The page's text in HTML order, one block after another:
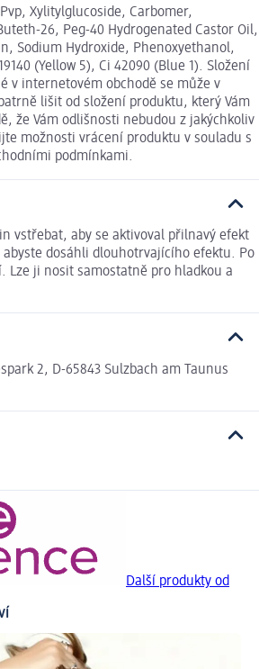
Xylitylglucoside, Carbomer,
26, Peg-40 Hydrogenated Castor Oil,
Sodium Hydroxide, Phenoxyethanol,
(Yellow 5), Ci 42090 (Blue 1). Složení
v internetovém obchodě se může v
lišit od složení produktu, který Vám
že Vám odlišnosti nebudou z jakýchkoliv
možnosti vrácení produktu v souladu s
podmínkami.
vstřebat, aby se aktivoval přilnavý efekt
dosáhli dlouhotrvajícího efektu. Po
Lze ji nosit samostatně pro hladkou a
2, D-65843 Sulzbach am Taunus
Další produkty od